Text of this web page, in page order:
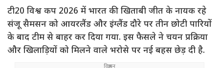
टी20 विश्व कप 2026 में भारत की खिताबी जीत के नायक रहे
संजू सैमसन को आयरलैंड और इंग्लैंड दौरे पर तीन छोटी पारियों
के बाद टीम से बाहर कर दिया गया. इस फैसले ने चयन प्रक्रिया
और खिलाड़ियों को मिलने वाले भरोसे पर नई बहस छेड़ दी है.